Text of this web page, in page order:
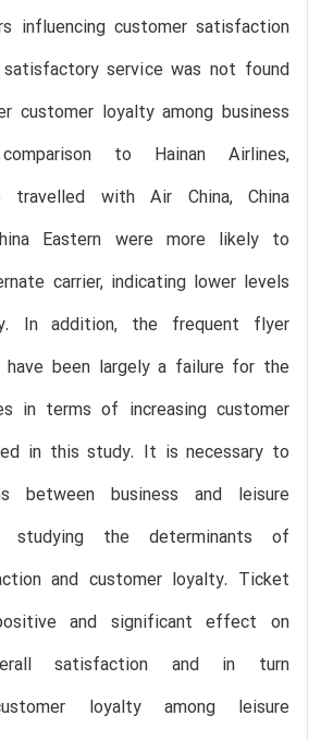
influencing customer satisfaction
satisfactory service was not found
customer loyalty among business
to Hainan Airlines,
travelled with Air China, China
Eastern were more likely to
carrier, indicating lower levels
In addition, the frequent flyer
have been largely a failure for the
in terms of increasing customer
in this study. It is necessary to
between business and leisure
studying the determinants of
and customer loyalty. Ticket
and significant effect on
satisfaction and in turn
loyalty among leisure